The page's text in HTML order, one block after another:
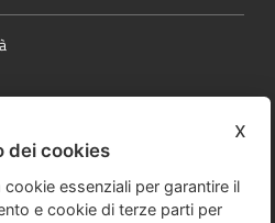
x
dei cookies
essenziali per garantire il
e cookie di terze parti per